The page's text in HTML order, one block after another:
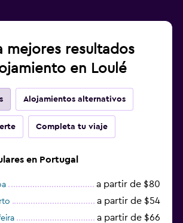
mejores resultados
en Loulé
Alojamientos alternativos
Completa tu viaje
en Portugal
a partir de $80
a partir de $54
a partir de $66